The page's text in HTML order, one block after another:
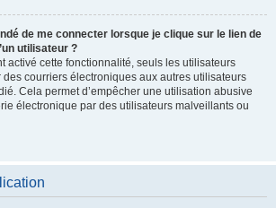
de me connecter lorsque je clique sur le lien de
utilisateur ?
activé cette fonctionnalité, seuls les utilisateurs
courriers électroniques aux autres utilisateurs
Cela permet d’empêcher une utilisation abusive
électronique par des utilisateurs malveillants ou